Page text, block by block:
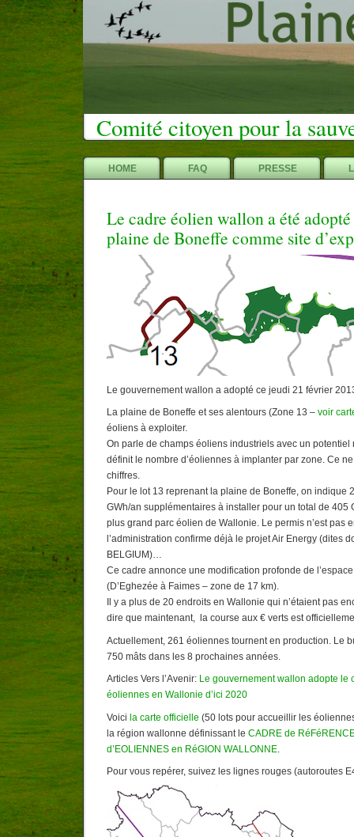
Comité citoyen pour la
HOME FAQ PRESSE
Le cadre éolien wallon a été
plaine de Boneffe comme site
Le gouvernement wallon a adopté ce jeudi 21 février
La plaine de Boneffe et ses alentours (Zone 13 – voir
éoliens à exploiter.
On parle de champs éoliens industriels avec un potentiel
définit le nombre d’éoliennes à implanter par zone. Ce
chiffres.
Pour le lot 13 reprenant la plaine de Boneffe, on indique
GWh/an supplémentaires à installer pour un total de 405
plus grand parc éolien de Wallonie. Le permis n’est pas
l’administration confirme déjà le projet Air Energy (dites
BELGIUM)…
Ce cadre annonce une modification profonde de
(D’Eghezée à Faimes – zone de 17 km).
Il y a plus de 20 endroits en Wallonie qui n’étaient pas
dire que maintenant, la course aux € verts est
Actuellement, 261 éoliennes tournent en production. Le
750 mâts dans les 8 prochaines années.
Articles Vers l’Avenir: Le gouvernement wallon adopte le
éoliennes en Wallonie d’ici 2020
Voici la carte officielle (50 lots pour accueillir les
la région wallonne définissant le CADRE de
d’EOLIENNES en RéGION WALLONNE
Pour vous repérer, suivez les lignes rouges (autoroutes